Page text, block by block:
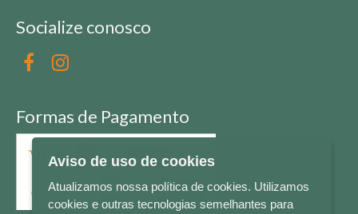
Socialize conosco
Formas de Pagamento
Aviso de uso de cookies
Atualizamos nossa política de cookies. Utilizamos
cookies e outras tecnologias semelhantes para